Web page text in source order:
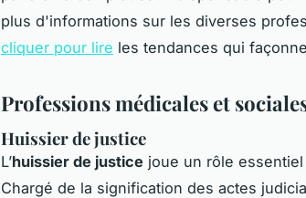
plus d'informations sur les diverses
cliquer pour lire les tendances qui
Professions médicales et
Huissier de justice
L’huissier de justice joue un rôle
Chargé de la signification des actes